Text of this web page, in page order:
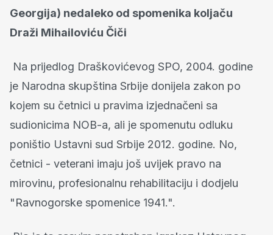
Georgija) nedaleko od spomenika koljaču
Draži Mihailoviću Čiči
Na prijedlog Draškovićevog SPO, 2004. godine
je Narodna skupština Srbije donijela zakon po
kojem su četnici u pravima izjednačeni sa
sudionicima NOB-a, ali je spomenutu odluku
poništio Ustavni sud Srbije 2012. godine. No,
četnici - veterani imaju još uvijek pravo na
mirovinu, profesionalnu rehabilitaciju i dodjelu
"Ravnogorske spomenice 1941.".